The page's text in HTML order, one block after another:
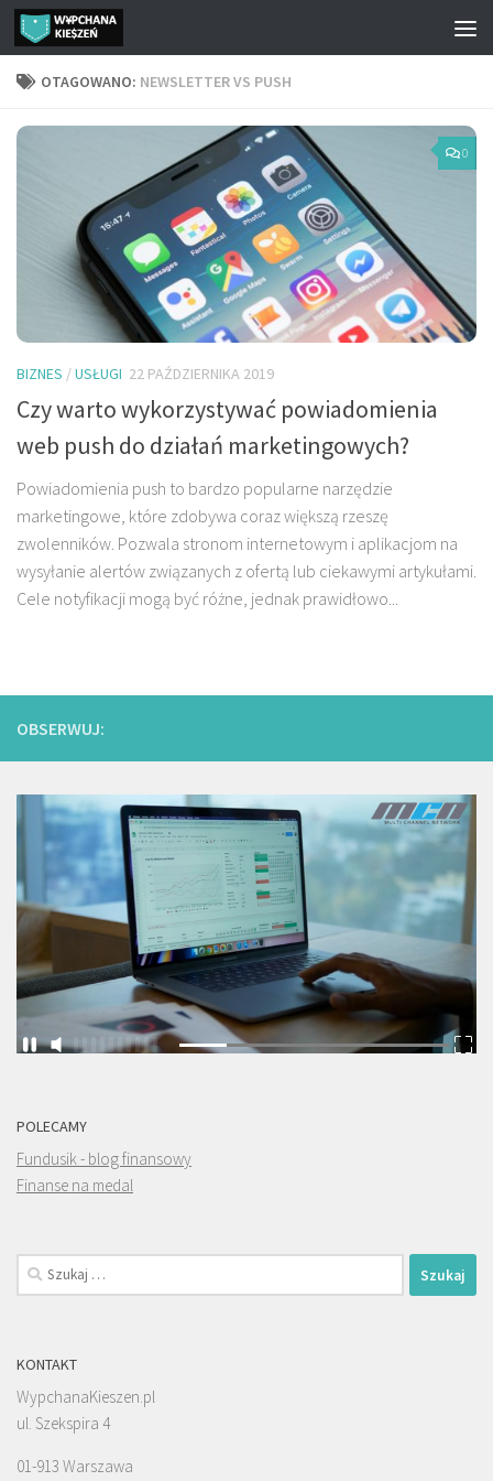
Przejdź do treści
OTAGOWANO: NEWSLETTER VS PUSH
0
BIZNES /USŁUGI 22 PAŹDZIERNIKA 2019
Czy warto wykorzystywać powiadomienia
web push do działań marketingowych?
Powiadomienia push to bardzo popularne narzędzie
marketingowe, które zdobywa coraz większą rzeszę
zwolenników. Pozwala stronom internetowym i aplikacjom na
wysyłanie alertów związanych z ofertą lub ciekawymi artykułami.
Cele notyfikacji mogą być różne, jednak prawidłowo...
OBSERWUJ:
POLECAMY
Fundusik - blog finansowy
Finanse na medal
Szukaj:
KONTAKT
WypchanaKieszen.pl
ul. Szekspira 4
01-913 Warszawa